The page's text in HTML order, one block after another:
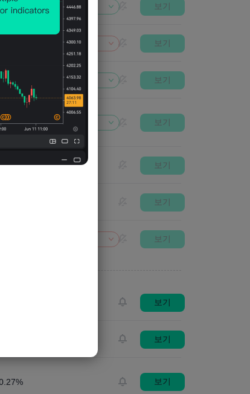
EURUSD 강세 보기
USDCHF 약세 보기
USDCHF 강세 보기
XAUUSD 강세 보기
보기
보기
보기
보기
보기
보기